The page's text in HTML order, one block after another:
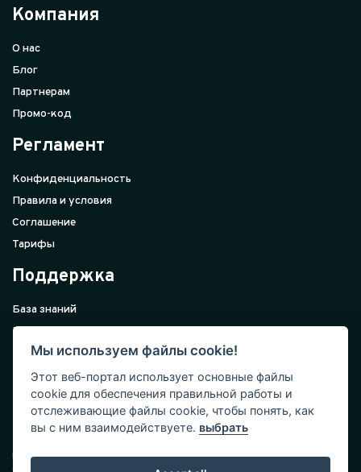
Компания
О нас
Блог
Партнерам
Промо-код
Регламент
Конфиденциальность
Правила и условия
Соглашение
Тарифы
Поддержка
База знаний
Внедрение
Поддержка
Контакты
Подписка
кейсы, стартапы и чек-листы по бизнесу от ведущих
Мы используем файлы cookie!
Этот веб-портал использует основные файлы
cookie для обеспечения правильной работы и
отслеживающие файлы cookie, чтобы понять, как
вы с ним взаимодействуете. выбрать